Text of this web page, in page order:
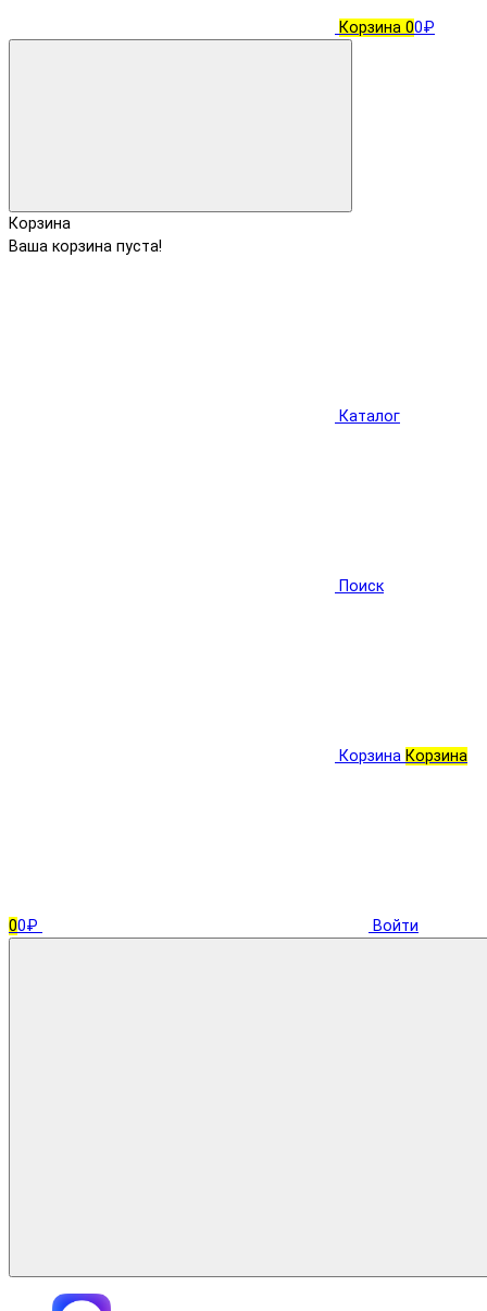
Корзина 00₽
Корзина
Ваша корзина пуста!
Каталог
Поиск
Корзина Корзина
00₽ Войти